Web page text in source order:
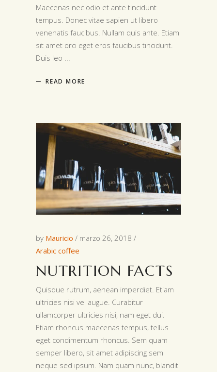
Maecenas nec odio et ante tincidunt
tempus. Donec vitae sapien ut libero
venenatis faucibus. Nullam quis ante. Etiam
sit amet orci eget eros faucibus tincidunt.
Duis leo
READ MORE
by Mauricio
marzo 26, 2018
Arabic coffee
NUTRITION FACTS
Quisque rutrum, aenean imperdiet. Etiam
ultricies nisi vel augue. Curabitur
ullamcorper ultricies nisi, nam eget dui.
Etiam rhoncus maecenas tempus, tellus
eget condimentum rhoncus. Sem quam
semper libero, sit amet adipiscing sem
neque sed ipsum. Nam quam nunc, blandit